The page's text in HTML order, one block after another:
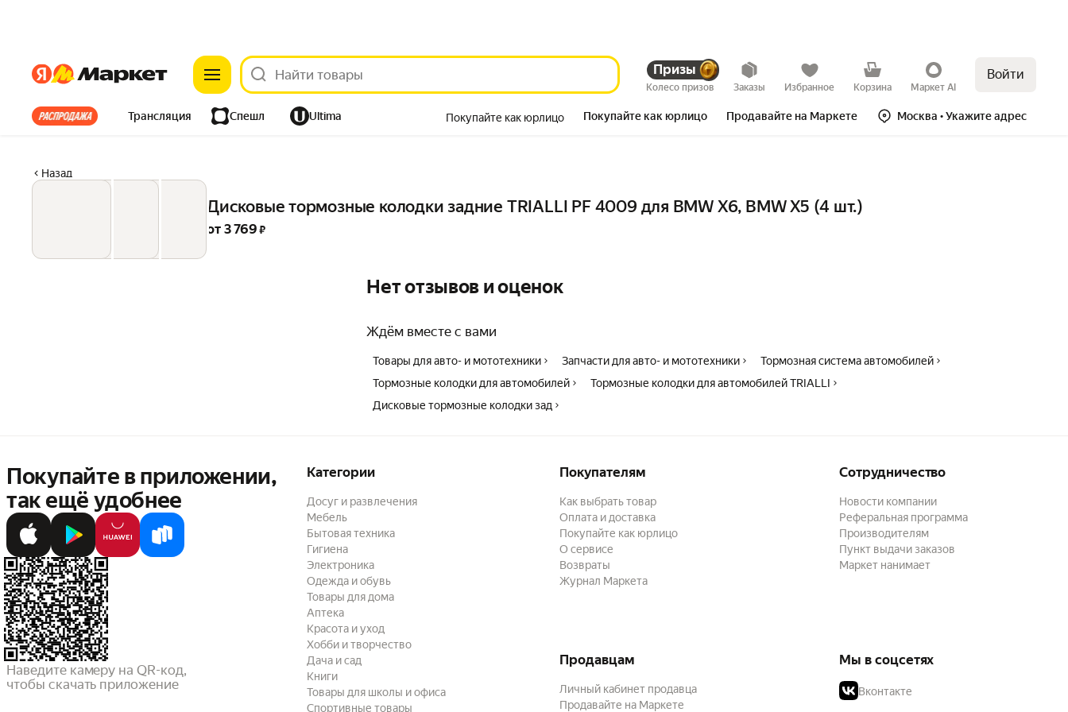
ЯндексЯндекс Призы
Колесо призов Заказы Избранное Корзина Маркет AI
Войти
Все хиты Трансляция Спешл Ultima Покупайте как юрлицо Покупайте как юрлицо Продавайте на Маркете Москва • Укажите адрес
Назад
Дисковые тормозные колодки задние TRIALLI PF 4009 для BMW X6, BMW X5 (4 шт.)
от 3 769 ₽
Нет отзывов и оценок
Ждём вместе с вами
Товары для авто- и мототехники Запчасти для авто- и мототехники
Тормозная система автомобилей
Тормозные колодки для автомобилей
Тормозные колодки для автомобилей TRIALLI
Дисковые тормозные колодки зад
Покупайте в приложении,
так ещё удобнее
Наведите камеру на QR-код,
чтобы скачать приложение
Категории
Досуг и развлечения
Мебель
Бытовая техника
Гигиена
Электроника
Одежда и обувь
Товары для дома
Аптека
Красота и уход
Хобби и творчество
Дача и сад
Книги
Товары для школы и офиса
Спортивные товары
Покупателям
Как выбрать товар
Оплата и доставка
Покупайте как юрлицо
О сервисе
Возвраты
Журнал Маркета
Сотрудничество
Новости компании
Реферальная программа
Производителям
Пункт выдачи заказов
Маркет нанимает
Продавцам
Личный кабинет продавца
Продавайте на Маркете
Мы в соцсетях
Вконтакте